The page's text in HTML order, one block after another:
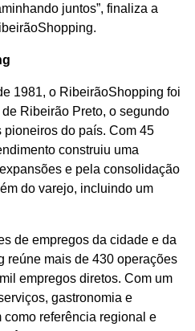
juntos”, finaliza a
1981, o RibeirãoShopping foi
Ribeirão Preto, o segundo
do país. Com 45
construiu uma
e pela consolidação
do varejo, incluindo um
de empregos da cidade e da
reúne mais de 430 operações
empregos diretos. Com um
gastronomia e
como referência regional e